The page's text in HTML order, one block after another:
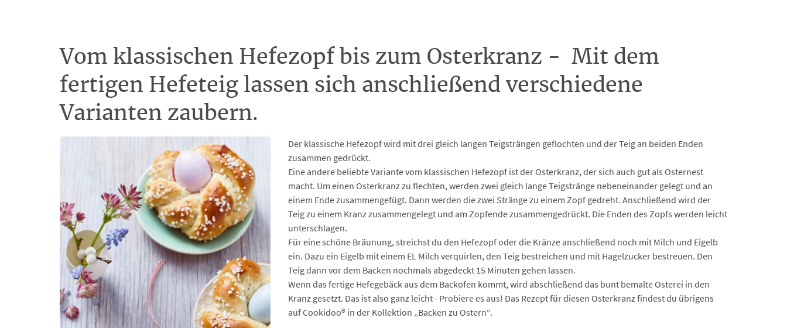
Vom klassischen Hefezopf bis zum Osterkranz - Mit dem
fertigen Hefeteig lassen sich anschließend verschiedene
Varianten zaubern.
Der klassische Hefezopf wird mit drei gleich langen Teigsträngen geflochten und der Teig an beiden Enden
zusammen gedrückt.
Eine andere beliebte Variante vom klassischen Hefezopf ist der Osterkranz, der sich auch gut als Osternest
macht. Um einen Osterkranz zu flechten, werden zwei gleich lange Teigstränge nebeneinander gelegt und an
einem Ende zusammengefügt. Dann werden die zwei Stränge zu einem Zopf gedreht. Anschließend wird der
Teig zu einem Kranz zusammengelegt und am Zopfende zusammengedrückt. Die Enden des Zopfs werden leicht
unterschlagen.
Für eine schöne Bräunung, streichst du den Hefezopf oder die Kränze anschließend noch mit Milch und Eigelb
ein. Dazu ein Eigelb mit einem EL Milch verquirlen, den Teig bestreichen und mit Hagelzucker bestreuen. Den
Teig dann vor dem Backen nochmals abgedeckt 15 Minuten gehen lassen.
Wenn das fertige Hefegebäck aus dem Backofen kommt, wird abschließend das bunt bemalte Osterei in den
Kranz gesetzt. Das ist also ganz leicht - Probiere es aus! Das Rezept für diesen Osterkranz findest du übrigens
auf Cookidoo® in der Kollektion „Backen zu Ostern“.